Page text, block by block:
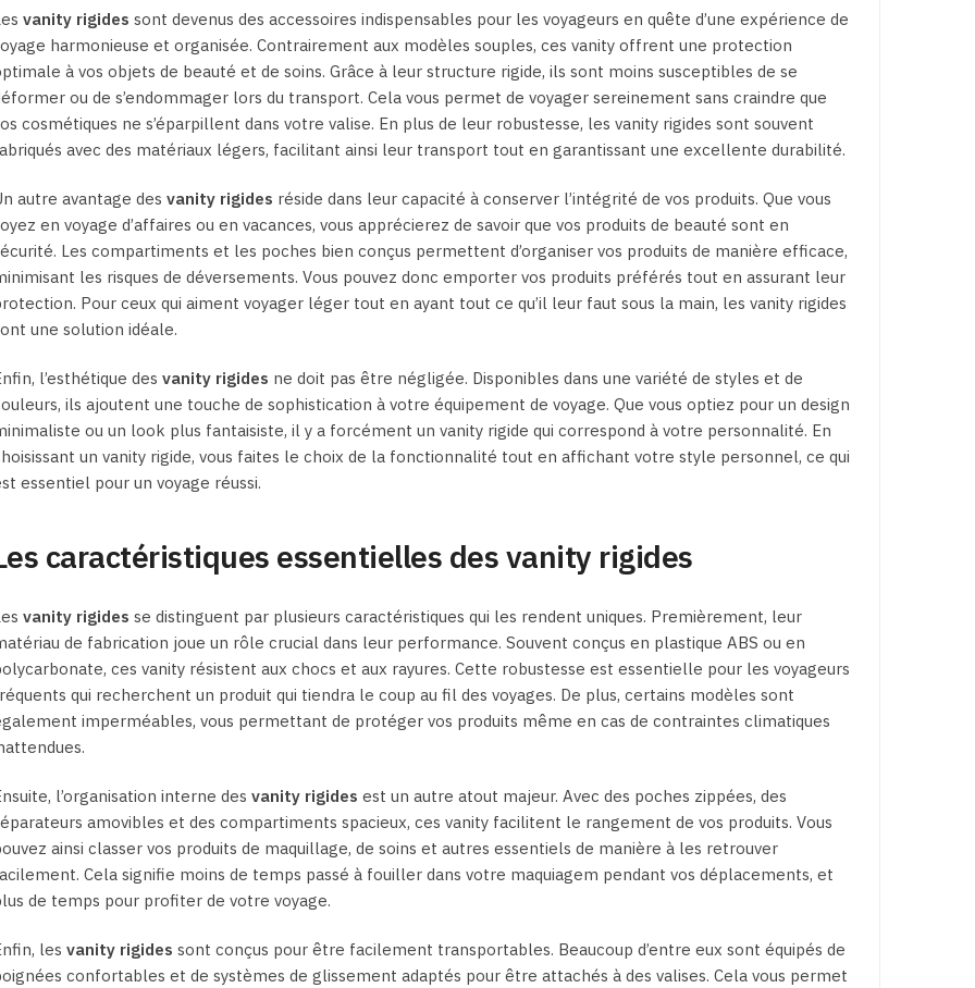
choisies
la
page
du
produit
vanity rigides sont devenus des accessoires indispensables pour les voyageurs en quête d’une expérience de
harmonieuse et organisée. Contrairement aux modèles souples, ces vanity offrent une protection
à vos objets de beauté et de soins. Grâce à leur structure rigide, ils sont moins susceptibles de se
ou de s’endommager lors du transport. Cela vous permet de voyager sereinement sans craindre que
cosmétiques ne s’éparpillent dans votre valise. En plus de leur robustesse, les vanity rigides sont souvent
avec des matériaux légers, facilitant ainsi leur transport tout en garantissant une excellente durabilité.
autre avantage des vanity rigides réside dans leur capacité à conserver l’intégrité de vos produits. Que vous
en voyage d’affaires ou en vacances, vous apprécierez de savoir que vos produits de beauté sont en
Les compartiments et les poches bien conçus permettent d’organiser vos produits de manière efficace,
les risques de déversements. Vous pouvez donc emporter vos produits préférés tout en assurant leur
Pour ceux qui aiment voyager léger tout en ayant tout ce qu’il leur faut sous la main, les vanity rigides
une solution idéale.
l’esthétique des vanity rigides ne doit pas être négligée. Disponibles dans une variété de styles et de
ils ajoutent une touche de sophistication à votre équipement de voyage. Que vous optiez pour un design
ou un look plus fantaisiste, il y a forcément un vanity rigide qui correspond à votre personnalité. En
un vanity rigide, vous faites le choix de la fonctionnalité tout en affichant votre style personnel, ce qui
essentiel pour un voyage réussi.
caractéristiques essentielles des vanity rigides
vanity rigides se distinguent par plusieurs caractéristiques qui les rendent uniques. Premièrement, leur
de fabrication joue un rôle crucial dans leur performance. Souvent conçus en plastique ABS ou en
ces vanity résistent aux chocs et aux rayures. Cette robustesse est essentielle pour les voyageurs
qui recherchent un produit qui tiendra le coup au fil des voyages. De plus, certains modèles sont
imperméables, vous permettant de protéger vos produits même en cas de contraintes climatiques
l’organisation interne des vanity rigides est un autre atout majeur. Avec des poches zippées, des
amovibles et des compartiments spacieux, ces vanity facilitent le rangement de vos produits. Vous
ainsi classer vos produits de maquillage, de soins et autres essentiels de manière à les retrouver
Cela signifie moins de temps passé à fouiller dans votre maquiagem pendant vos déplacements, et
de temps pour profiter de votre voyage.
les vanity rigides sont conçus pour être facilement transportables. Beaucoup d’entre eux sont équipés de
confortables et de systèmes de glissement adaptés pour être attachés à des valises. Cela vous permet